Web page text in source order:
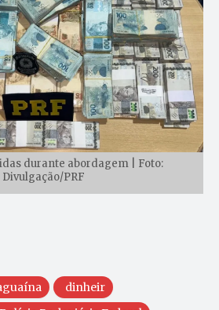
durante abordagem | Foto:
Divulgação/PRF
dinheir